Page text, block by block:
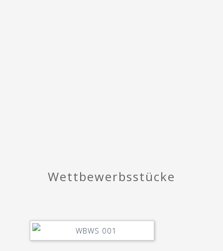
Wettbewerbsstücke